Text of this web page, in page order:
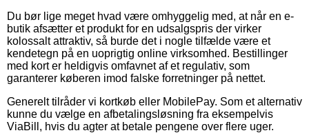
Du bør lige meget hvad være omhyggelig med, at når en e-
butik afsætter et produkt for en udsalgspris der virker
kolossalt attraktiv, så burde det i nogle tilfælde være et
kendetegn på en uoprigtig online virksomhed. Bestillinger
med kort er heldigvis omfavnet af et regulativ, som
garanterer køberen imod falske forretninger på nettet.
Generelt tilråder vi kortkøb eller MobilePay. Som et alternativ
kunne du vælge en afbetalingsløsning fra eksempelvis
ViaBill, hvis du agter at betale pengene over flere uger.